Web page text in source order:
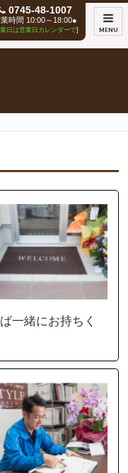
0745-48-1007
時間 10:00～18:00●
日は営業日カレンダーで] MENU
一緒にお持ちく